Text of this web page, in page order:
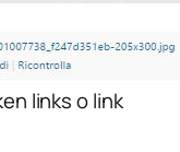
links o link